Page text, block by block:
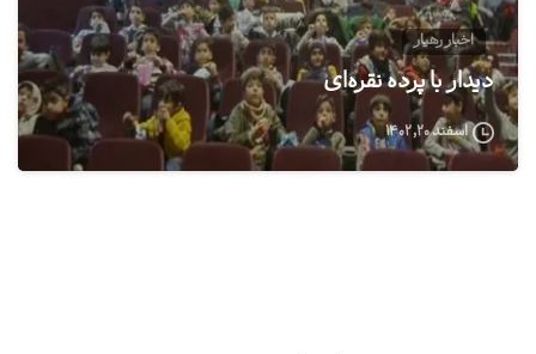
اخبار رهیار
دیدار با پرده نقره‌ای
اسفند ۲۰, ۱۴۰۲